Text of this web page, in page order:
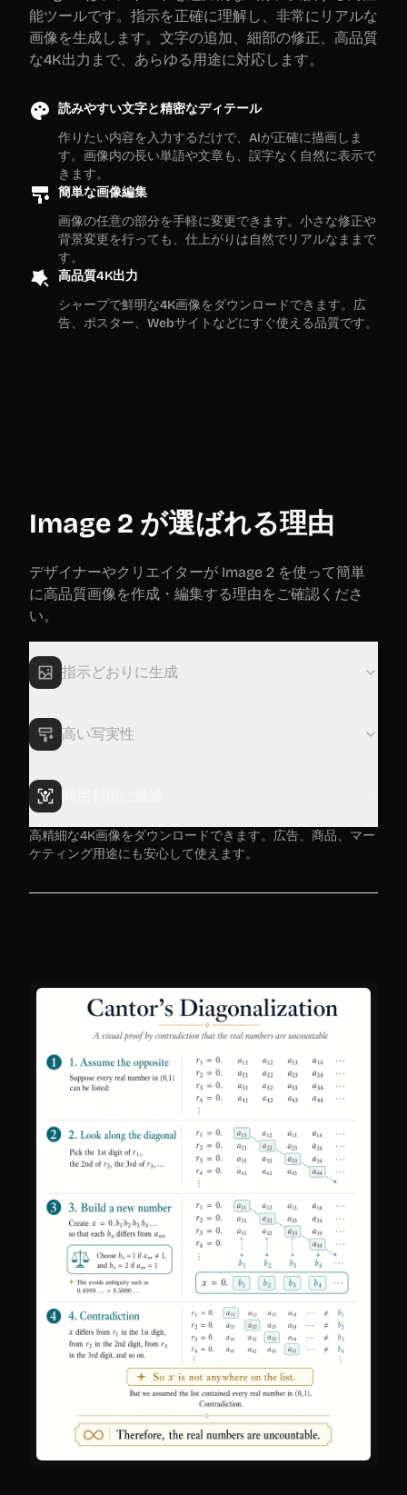
能ツールです。指示を正確に理解し、非常にリアルな
画像を生成します。文字の追加、細部の修正、高品質
な4K出力まで、あらゆる用途に対応します。
読みやすい文字と精密なディテール
作りたい内容を入力するだけで、AIが正確に描画しま
す。画像内の長い単語や文章も、誤字なく自然に表示で
きます。
簡単な画像編集
画像の任意の部分を手軽に変更できます。小さな修正や
背景変更を行っても、仕上がりは自然でリアルなままで
す。
高品質4K出力
シャープで鮮明な4K画像をダウンロードできます。広
告、ポスター、Webサイトなどにすぐ使える品質です。
Image 2 が選ばれる理由
デザイナーやクリエイターが Image 2 を使って簡単
に高品質画像を作成・編集する理由をご確認くださ
い。
指示どおりに生成
す。オブジェクト、色、人物の配置も正確です。